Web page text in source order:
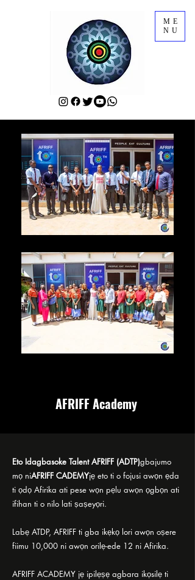
ME
NU
AFRIFF Academy
Eto Idagbasoke Talent AFRIFF (ADTP)gbajumo
mọ niAFRIFF CADEMYjẹ eto ti o fojusi awọn ẹda
ti ọdọ Afirika ati pese wọn pẹlu awọn ọgbọn ati
ifihan ti o nilo lati ṣaṣeyọri.
Labẹ ATDP, AFRIFF ti gba ikẹkọ lori awọn oṣere
fiimu 10,000 ni awọn orilẹ-ede 12 ni Afirika.
AFRIFF ACADEMY jẹ ipilẹṣẹ agbara ikọsilẹ ti